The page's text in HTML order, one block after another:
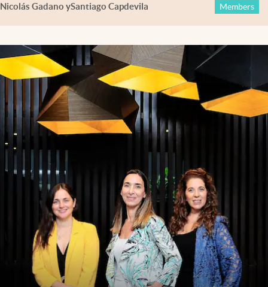
Nicolás Gadano ySantiago Capdevila Members